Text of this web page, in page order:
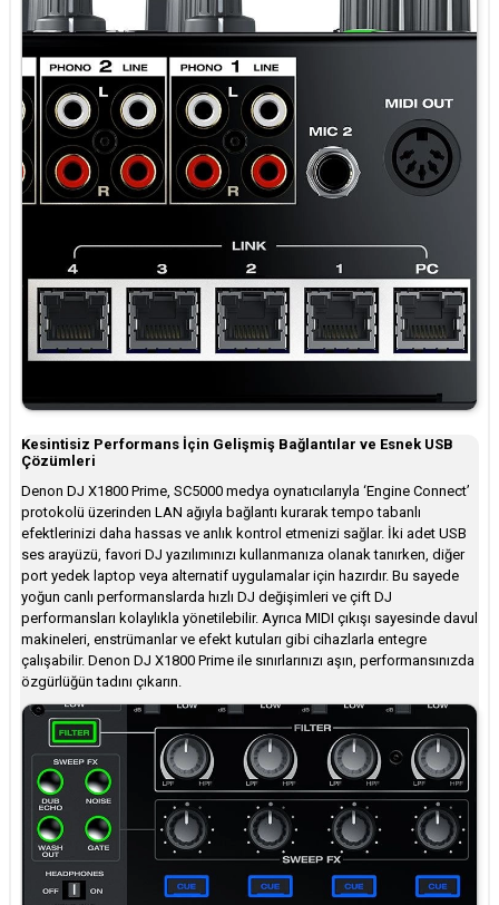
Kesintisiz Performans İçin Gelişmiş Bağlantılar ve Esnek USB
Çözümleri
Denon DJ X1800 Prime, SC5000 medya oynatıcılarıyla ‘Engine Connect’
protokolü üzerinden LAN ağıyla bağlantı kurarak tempo tabanlı
efektlerinizi daha hassas ve anlık kontrol etmenizi sağlar. İki adet USB
ses arayüzü, favori DJ yazılımınızı kullanmanıza olanak tanırken, diğer
port yedek laptop veya alternatif uygulamalar için hazırdır. Bu sayede
yoğun canlı performanslarda hızlı DJ değişimleri ve çift DJ
performansları kolaylıkla yönetilebilir. Ayrıca MIDI çıkışı sayesinde davul
makineleri, enstrümanlar ve efekt kutuları gibi cihazlarla entegre
çalışabilir. Denon DJ X1800 Prime ile sınırlarınızı aşın, performansınızda
özgürlüğün tadını çıkarın.